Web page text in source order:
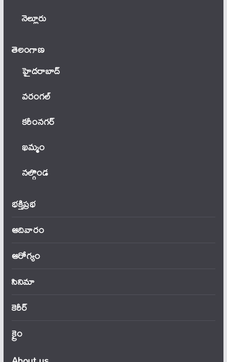
నెల్లూరు
తెలంగాణ‌
హైదరాబాద్
వ‌రంగ‌ల్
కరీంనగర్
ఖ‌మ్మం
నల్గొండ
భక్తిప్రభ
ఆదివారం
ఆరోగ్యం
సినిమా
కెరీర్
క్రైం